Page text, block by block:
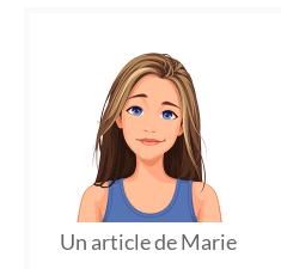
Un article de Marie